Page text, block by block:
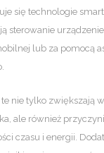
się technologie
sterowanie
lub za pomocą
nie tylko zwiększają
ale również
czasu i energii.